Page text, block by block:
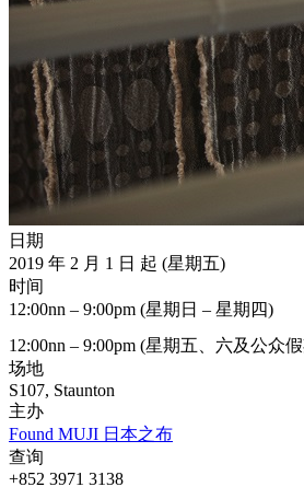
日期
2019 年 2 月 1 日 起 (星期五)
时间
12:00nn – 9:00pm (星期日 – 星期四)
12:00nn – 9:00pm (星期五、六及公众
场地
S107, Staunton
主办
Found MUJI 日本之布
查询
+852 3971 3138